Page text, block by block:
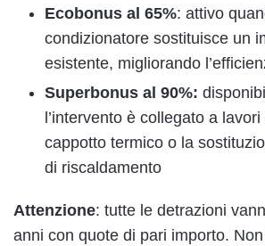
Ecobonus al 65%: attivo
condizionatore sostituisce un
esistente, migliorando
Superbonus al 90%:
l’intervento è collegato a
cappotto termico o la
di riscaldamento
Attenzione: tutte le detrazioni
anni con quote di pari importo.